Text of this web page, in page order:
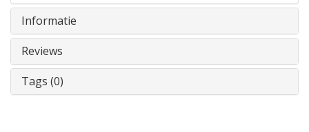
Informatie
Reviews
Tags (0)